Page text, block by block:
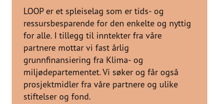
LOOP er et spleiselag som er tids- og
ressursbesparende for den enkelte og nyttig
for alle. I tillegg til inntekter fra våre
partnere mottar vi fast årlig
grunnfinansiering fra Klima- og
miljødepartementet. Vi søker og får også
prosjektmidler fra våre partnere og ulike
stiftelser og fond.